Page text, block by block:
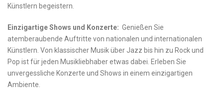
Künstlern begeistern.
Einzigartige Shows und Konzerte: ‌ Genießen Sie⁣
atemberaubende Auftritte von nationalen und internationalen⁣
Künstlern. Von klassischer Musik über Jazz bis hin⁢ zu Rock und
⁤Pop ist für jeden Musikliebhaber etwas dabei. Erleben‌ Sie
unvergessliche Konzerte und Shows in einem einzigartigen‍
Ambiente.